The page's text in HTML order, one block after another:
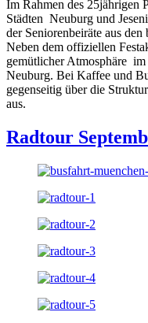
Im Rahmen des 25jährigen
Städten Neuburg und
der Seniorenbeiräte aus den
Neben dem offiziellen
gemütlicher Atmosphäre
Neuburg. Bei Kaffee und
gegenseitig über die
aus.
Radtour